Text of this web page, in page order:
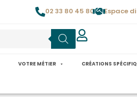
02 33 80 45 80 Espace
VOTRE MÉTIER CRÉATIONS